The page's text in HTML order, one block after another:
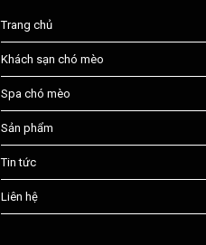
Trang chủ
Khách sạn chó mèo
Spa chó mèo
Sản phẩm
Tin tức
Liên hệ